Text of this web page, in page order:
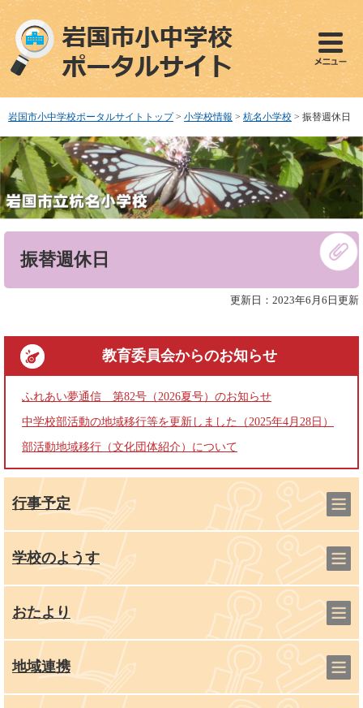
ペ
で
。
メ
ば
て
本
文
へ
岩国市小中学校ポータルサイトトップ > 小学校情報 > 杭名小学校 > 振替週休日
振替週休日
更新日：2023年6月6日更新
教育委員会からのお知らせ
ふれあい夢通信 第82号（2026夏号）のお知らせ
中学校部活動の地域移行等を更新しました（2025年4月28日）
部活動地域移行（文化団体紹介）について
行事予定
学校のようす
おたより
地域連携